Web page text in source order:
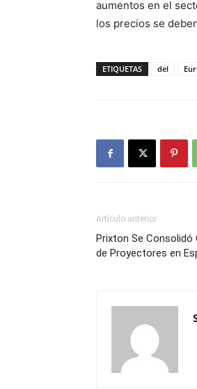
aumentos en el
los precios se
ETIQUETAS del
Artículo anterior
Prixton Se Consolidó
de Proyectores en